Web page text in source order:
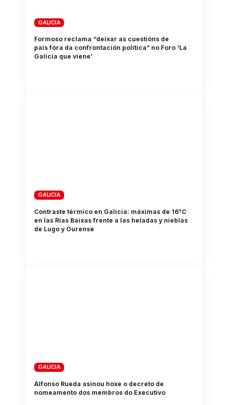
GALICIA
Formoso reclama “deixar as cuestións de
país fóra da confrontación política” no Foro ‘La
Galicia que viene’
GALICIA
Contraste térmico en Galicia: máximas de 16°C
en las Rías Baixas frente a las heladas y nieblas
de Lugo y Ourense
GALICIA
Alfonso Rueda asinou hoxe o decreto de
nomeamento dos membros do Executivo